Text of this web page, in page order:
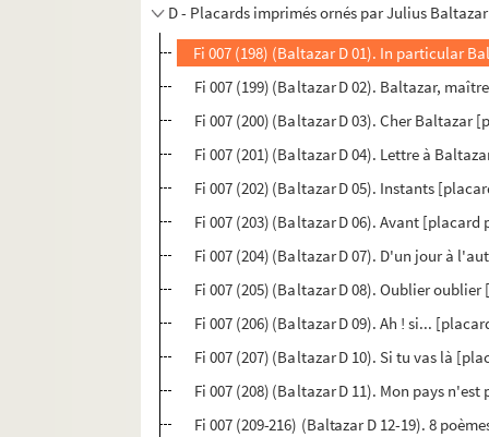
D - Placards imprimés ornés par Julius Baltazar
Fi 007 (198) (Baltazar D 01). In particular
Fi 007 (199) (Baltazar D 02). Baltazar,
Fi 007 (200) (Baltazar D 03). Cher Baltazar
Fi 007 (201) (Baltazar D 04). Lettre à
Fi 007 (202) (Baltazar D 05). Instants
Fi 007 (203) (Baltazar D 06). Avant [placard
Fi 007 (204) (Baltazar D 07). D'un jour à
Fi 007 (205) (Baltazar D 08). Oublier
Fi 007 (206) (Baltazar D 09). Ah ! si...
Fi 007 (207) (Baltazar D 10). Si tu vas là
Fi 007 (208) (Baltazar D 11). Mon pays
Fi 007 (209-216) (Baltazar D 12-19). 8